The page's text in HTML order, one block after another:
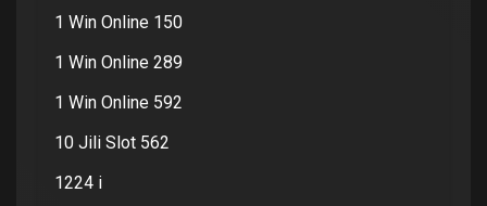
1 Win Online 150
1 Win Online 289
1 Win Online 592
10 Jili Slot 562
1224 i